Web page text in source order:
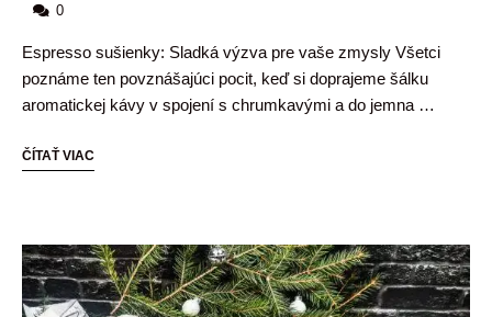
0
Espresso sušienky: Sladká výzva pre vaše zmysly Všetci
poznáme ten povznášajúci pocit, keď si doprajeme šálku
aromatickej kávy v spojení s chrumkavými a do jemna …
ČÍTAŤ VIAC